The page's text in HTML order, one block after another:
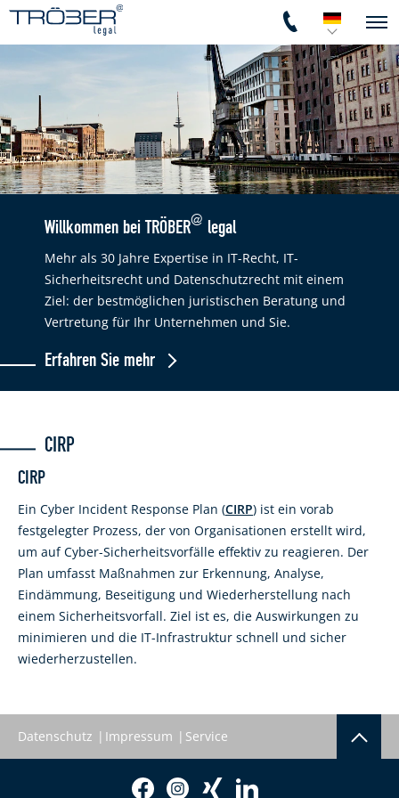
Willkommen bei TRÖBER@ legal
Mehr als 30 Jahre Expertise in IT-Recht, IT-
Sicherheitsrecht und Datenschutzrecht mit einem
Ziel: der bestmöglichen juristischen Beratung und
Vertretung für Ihr Unternehmen und Sie.
Erfahren Sie mehr
CIRP
CIRP
Ein Cyber Incident Response Plan (CIRP) ist ein vorab
festgelegter Prozess, der von Organisationen erstellt wird,
um auf Cyber-Sicherheitsvorfälle effektiv zu reagieren. Der
Plan umfasst Maßnahmen zur Erkennung, Analyse,
Eindämmung, Beseitigung und Wiederherstellung nach
einem Sicherheitsvorfall. Ziel ist es, die Auswirkungen zu
minimieren und die IT-Infrastruktur schnell und sicher
wiederherzustellen.
Datenschutz Impressum Service